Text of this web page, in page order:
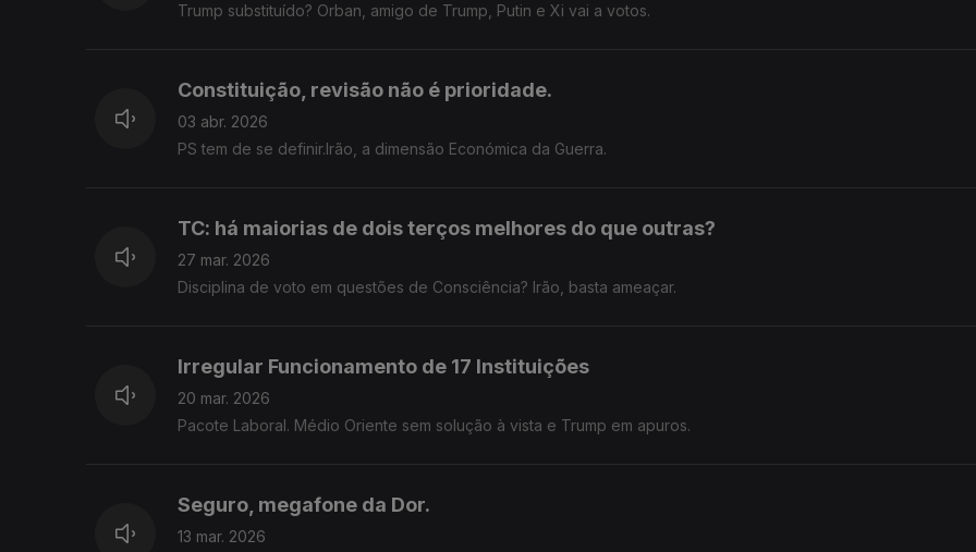
Trump substituído? Orban, amigo de Trump, Putin e Xi vai a votos.
Constituição, revisão não é prioridade.
03 abr. 2026
PS tem de se definir.Irão, a dimensão Económica da Guerra.
TC: há maiorias de dois terços melhores do que outras?
27 mar. 2026
Disciplina de voto em questões de Consciência? Irão, basta ameaçar.
Irregular Funcionamento de 17 Instituições
20 mar. 2026
Pacote Laboral. Médio Oriente sem solução à vista e Trump em apuros.
Seguro, megafone da Dor.
13 mar. 2026